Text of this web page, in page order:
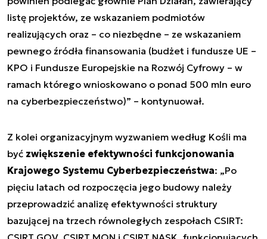
listę projektów, ze wskazaniem podmiotów
realizujących oraz – co niezbędne – ze wskazaniem
pewnego źródła finansowania (budżet i fundusze UE –
KPO i Fundusze Europejskie na Rozwój Cyfrowy – w
ramach którego wnioskowano o ponad 500 mln euro
na cyberbezpieczeństwo)” – kontynuował.
Z kolei organizacyjnym wyzwaniem według Kośli ma
być zwiększenie efektywności funkcjonowania
Krajowego Systemu Cyberbezpieczeństwa: „Po
pięciu latach od rozpoczęcia jego budowy należy
przeprowadzić analizę efektywności struktury
bazującej na trzech równoległych zespołach CSIRT: